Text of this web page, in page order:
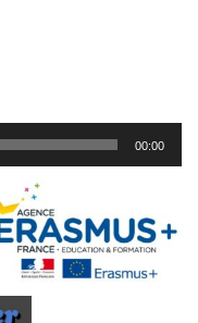
00:00